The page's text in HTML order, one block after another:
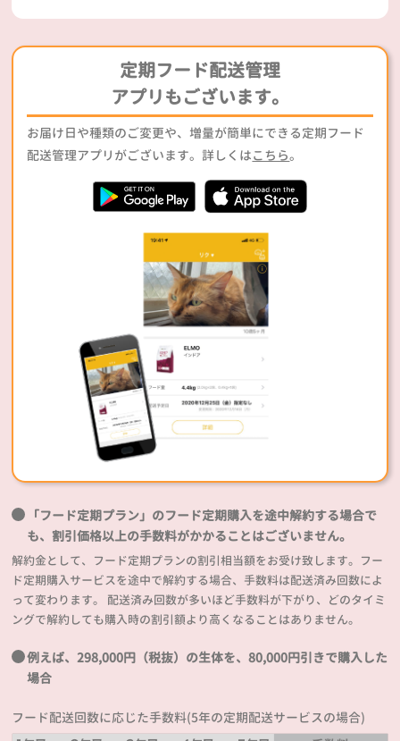
定期フード配送管理
アプリもございます。
お届け日や種類のご変更や、増量が簡単にできる定期フード
配送管理アプリがございます。詳しくはこちら。
「フード定期プラン」のフード定期購入を途中解約する場合で
も、割引価格以上の手数料がかかることはございません。
解約金として、フード定期プランの割引相当額をお受け致します。フー
ド定期購入サービスを途中で解約する場合、手数料は配送済み回数によ
って変わります。 配送済み回数が多いほど手数料が下がり、どのタイミ
ングで解約しても購入時の割引額より高くなることはありません。
例えば、298,000円（税抜）の生体を、80,000円引きで購入した
場合
フード配送回数に応じた手数料(5年の定期配送サービスの場合)